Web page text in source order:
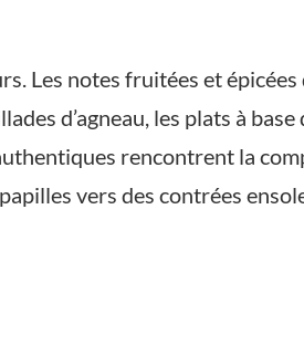
Les notes fruitées et épicées
d’agneau, les plats à base
rencontrent la
vers des contrées